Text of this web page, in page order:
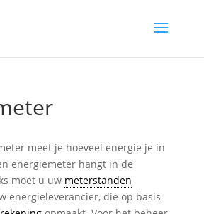
meet je hoeveel energie je in
energiemeter hangt in de
moet u uw meterstanden
energieleverancier, die op basis